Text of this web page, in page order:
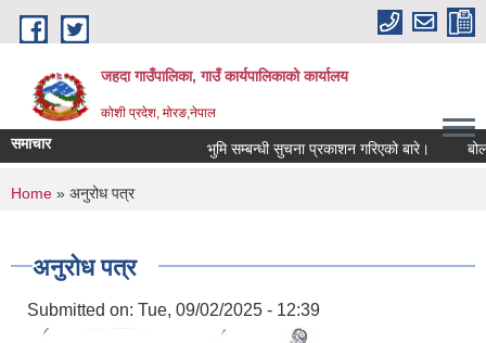
Skip to main content
जहदा गाउँपालिका, गाउँ कार्यपालिकाको कार्यालय
कोशी प्रदेश, मोरङ,नेपाल
समाचार भुमि सम्बन्धी सुचना प्रकाशन गरिएको बारे।
You are here
Home » अनुरोध पत्र
अनुरोध पत्र
Submitted on: Tue, 09/02/2025 - 12:39